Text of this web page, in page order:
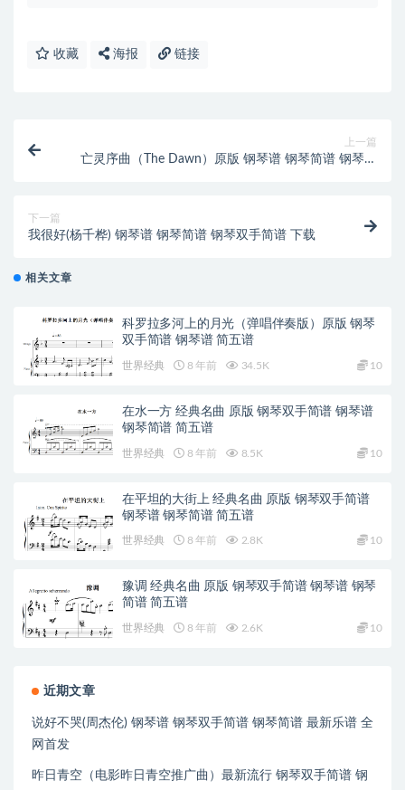
收藏 海报 链接
上一篇
亡灵序曲（The Dawn）原版 钢琴谱 钢琴简谱 钢琴双
下一篇
我很好(杨千桦) 钢琴谱 钢琴简谱 钢琴双手简谱 下载
相关文章
科罗拉多河上的月光（弹唱伴奏版）原版 钢琴
双手简谱 钢琴谱 简五谱
世界经典 8 年前 34.5K 10
在水一方 经典名曲 原版 钢琴双手简谱 钢琴谱
钢琴简谱 简五谱
世界经典 8 年前 8.5K 10
在平坦的大街上 经典名曲 原版 钢琴双手简谱
钢琴谱 钢琴简谱 简五谱
世界经典 8 年前 2.8K 10
豫调 经典名曲 原版 钢琴双手简谱 钢琴谱 钢琴
简谱 简五谱
世界经典 8 年前 2.6K 10
近期文章
说好不哭(周杰伦) 钢琴谱 钢琴双手简谱 钢琴简谱 最新乐谱 全
网首发
昨日青空（电影昨日青空推广曲）最新流行 钢琴双手简谱 钢